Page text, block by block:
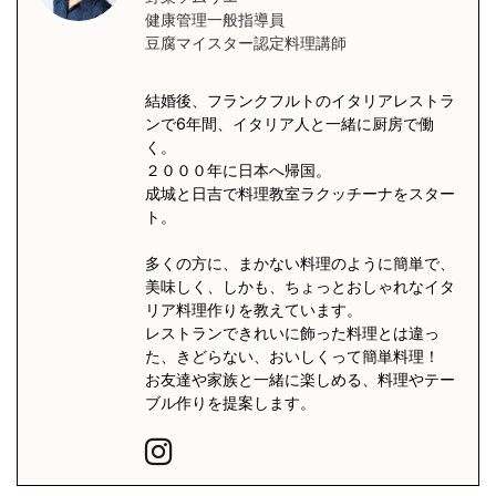
健康管理一般指導員
豆腐マイスター認定料理講師
結婚後、フランクフルトのイタリアレストラ
ンで6年間、イタリア人と一緒に厨房で働
く。
２０００年に日本へ帰国。
成城と日吉で料理教室ラクッチーナをスター
ト。
多くの方に、まかない料理のように簡単で、
美味しく、しかも、ちょっとおしゃれなイタ
リア料理作りを教えています。
レストランできれいに飾った料理とは違っ
た、きどらない、おいしくって簡単料理！
お友達や家族と一緒に楽しめる、料理やテー
ブル作りを提案します。